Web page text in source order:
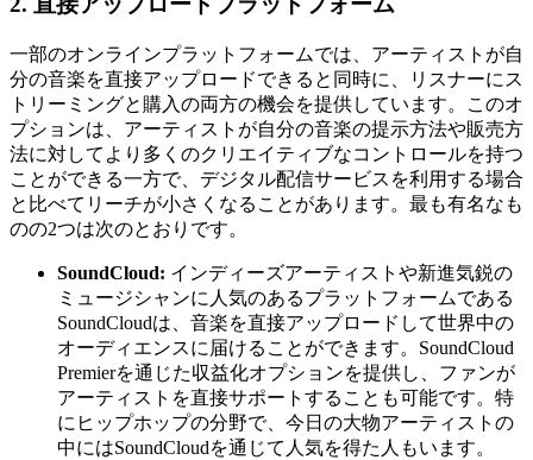
一部のオンラインプラットフォームでは、アーティストが自
分の音楽を直接アップロードできると同時に、リスナーにス
トリーミングと購入の両方の機会を提供しています。このオ
プションは、アーティストが自分の音楽の提示方法や販売方
法に対してより多くのクリエイティブなコントロールを持つ
ことができる一方で、デジタル配信サービスを利用する場合
と比べてリーチが小さくなることがあります。最も有名なも
のの2つは次のとおりです。
SoundCloud: インディーズアーティストや新進気鋭の
ミュージシャンに人気のあるプラットフォームである
SoundCloudは、音楽を直接アップロードして世界中の
オーディエンスに届けることができます。SoundCloud
Premierを通じた収益化オプションを提供し、ファンが
アーティストを直接サポートすることも可能です。特
にヒップホップの分野で、今日の大物アーティストの
中にはSoundCloudを通じて人気を得た人もいます。